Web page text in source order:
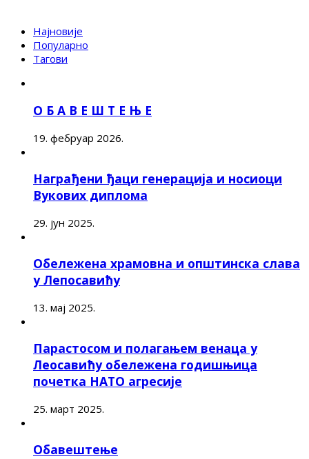
Најновије
Популарно
Тагови
О Б А В Е Ш Т Е Њ Е
19. фебруар 2026.
Награђени ђаци генерација и носиоци
Вукових диплома
29. јун 2025.
Обележена храмовна и општинска слава
у Лепосавићу
13. мај 2025.
Парастосом и полагањем венаца у
Леосавићу обележена годишњица
почетка НАТО агресије
25. март 2025.
Обавештење